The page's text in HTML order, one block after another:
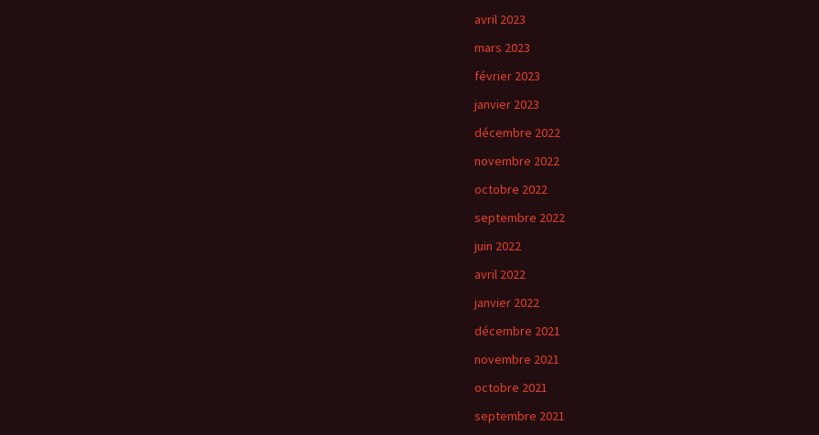
avril 2023
mars 2023
février 2023
janvier 2023
décembre 2022
novembre 2022
octobre 2022
septembre 2022
juin 2022
avril 2022
janvier 2022
décembre 2021
novembre 2021
octobre 2021
septembre 2021